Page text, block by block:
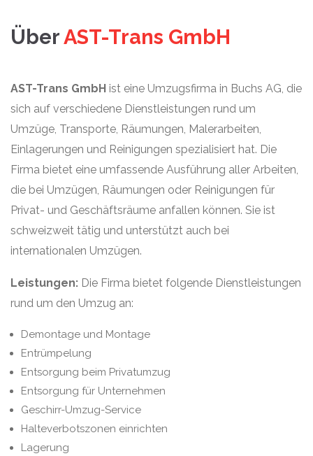
ÜberAST-Trans GmbH
AST-Trans GmbH ist eine Umzugsfirma in Buchs AG, die
sich auf verschiedene Dienstleistungen rund um
Umzüge, Transporte, Räumungen, Malerarbeiten,
Einlagerungen und Reinigungen spezialisiert hat. Die
Firma bietet eine umfassende Ausführung aller Arbeiten,
die bei Umzügen, Räumungen oder Reinigungen für
Privat- und Geschäftsräume anfallen können. Sie ist
schweizweit tätig und unterstützt auch bei
internationalen Umzügen.
Leistungen: Die Firma bietet folgende Dienstleistungen
rund um den Umzug an:
Demontage und Montage
Entrümpelung
Entsorgung beim Privatumzug
Entsorgung für Unternehmen
Geschirr-Umzug-Service
Halteverbotszonen einrichten
Lagerung